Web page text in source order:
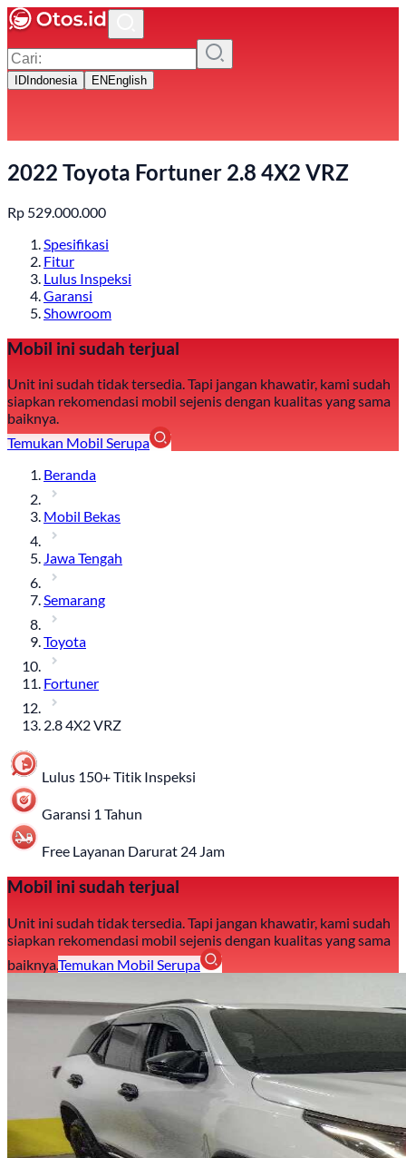
ID Indonesia EN English
2022 Toyota Fortuner 2.8 4X2 VRZ
Rp 529.000.000
Spesifikasi
Fitur
Lulus Inspeksi
Garansi
Showroom
Mobil ini sudah terjual
Unit ini sudah tidak tersedia. Tapi jangan khawatir, kami sudah
siapkan rekomendasi mobil sejenis dengan kualitas yang sama
baiknya.
Temukan Mobil Serupa
Beranda
Mobil Bekas
Jawa Tengah
Semarang
Toyota
Fortuner
2.8 4X2 VRZ
Lulus 150+ Titik Inspeksi
Garansi 1 Tahun
Free Layanan Darurat 24 Jam
Mobil ini sudah terjual
Unit ini sudah tidak tersedia. Tapi jangan khawatir, kami sudah
siapkan rekomendasi mobil sejenis dengan kualitas yang sama
baiknya.Temukan Mobil Serupa